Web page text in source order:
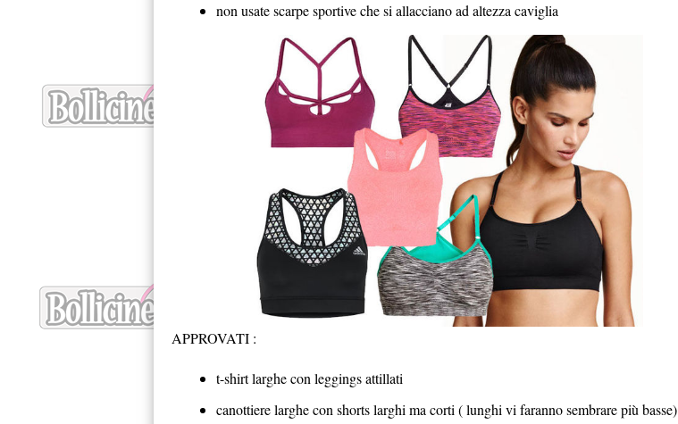
non usate scarpe sportive che si allacciano ad altezza caviglia
APPROVATI :
t-shirt larghe con leggings attillati
canottiere larghe con shorts larghi ma corti ( lunghi vi faranno sembrare più basse)